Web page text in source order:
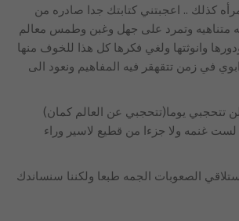
كذلك .. اعجبتني كتابتك جدا صادره من
متناهيه وتمرد على جهل وغبن وطمس معالم
وانوثتها ولغي فكرها كل هذا للخوف منها
في زمن تتقهقر فيه المفاهيم ونعود الى
تتحجبي يوما(تتحجبي عن العالم كمان)
غنمه ولا جزءا من قطيع لاسير وراء
الصعوبات الجمه طبعا ولكننا سنساندك